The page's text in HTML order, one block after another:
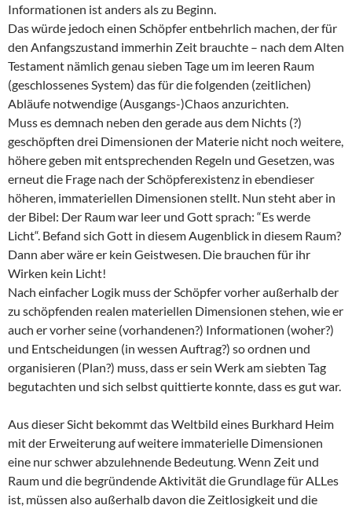
Informationen ist anders als zu Beginn.
Das würde jedoch einen Schöpfer entbehrlich machen, der für
den Anfangszustand immerhin Zeit brauchte – nach dem Alten
Testament nämlich genau sieben Tage um im leeren Raum
(geschlossenes System) das für die folgenden (zeitlichen)
Abläufe notwendige (Ausgangs-)Chaos anzurichten.
Muss es demnach neben den gerade aus dem Nichts (?)
geschöpften drei Dimensionen der Materie nicht noch weitere,
höhere geben mit entsprechenden Regeln und Gesetzen, was
erneut die Frage nach der Schöpferexistenz in ebendieser
höheren, immateriellen Dimensionen stellt. Nun steht aber in
der Bibel: Der Raum war leer und Gott sprach: “Es werde
Licht“. Befand sich Gott in diesem Augenblick in diesem Raum?
Dann aber wäre er kein Geistwesen. Die brauchen für ihr
Wirken kein Licht!
Nach einfacher Logik muss der Schöpfer vorher außerhalb der
zu schöpfenden realen materiellen Dimensionen stehen, wie er
auch er vorher seine (vorhandenen?) Informationen (woher?)
und Entscheidungen (in wessen Auftrag?) so ordnen und
organisieren (Plan?) muss, dass er sein Werk am siebten Tag
begutachten und sich selbst quittierte konnte, dass es gut war.
Aus dieser Sicht bekommt das Weltbild eines Burkhard Heim
mit der Erweiterung auf weitere immaterielle Dimensionen
eine nur schwer abzulehnende Bedeutung. Wenn Zeit und
Raum und die begründende Aktivität die Grundlage für ALLes
ist, müssen also außerhalb davon die Zeitlosigkeit und die